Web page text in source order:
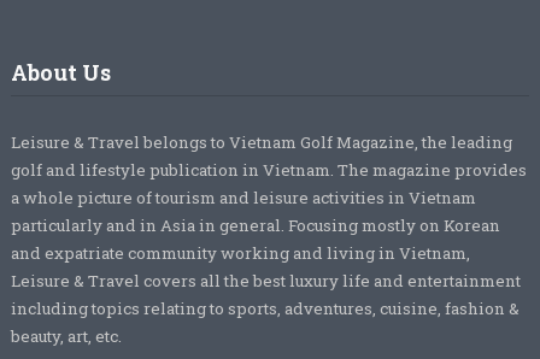
About Us
Leisure & Travel belongs to Vietnam Golf Magazine, the leading
golf and lifestyle publication in Vietnam. The magazine provides
a whole picture of tourism and leisure activities in Vietnam
particularly and in Asia in general. Focusing mostly on Korean
and expatriate community working and living in Vietnam,
Leisure & Travel covers all the best luxury life and entertainment
including topics relating to sports, adventures, cuisine, fashion &
beauty, art, etc.